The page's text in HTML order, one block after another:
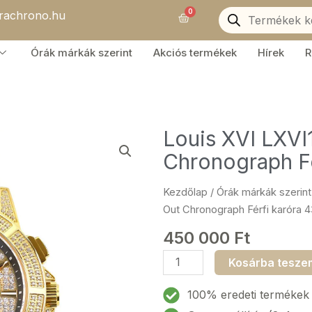
0Kosár
Products
search
Órák márkák szerint Akciós termékek Hírek
Louis XVI
Chronograph
Kezdőlap / Órák márkák szerint
Out Chronograph Férfi karóra
450 000 Ft
Louis
XVI
LXVI1123
Kosárba
100% eredeti termékek